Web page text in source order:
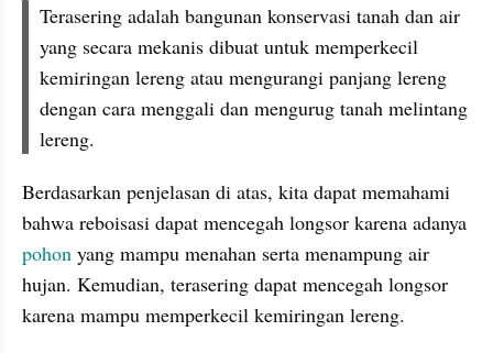
Terasering adalah bangunan konservasi tanah dan air
yang secara mekanis dibuat untuk memperkecil
kemiringan lereng atau mengurangi panjang lereng
dengan cara menggali dan mengurug tanah melintang
lereng.
Berdasarkan penjelasan di atas, kita dapat memahami
pohon yang mampu menahan serta menampung air
hujan. Kemudian, terasering dapat mencegah longsor
karena mampu memperkecil kemiringan lereng.